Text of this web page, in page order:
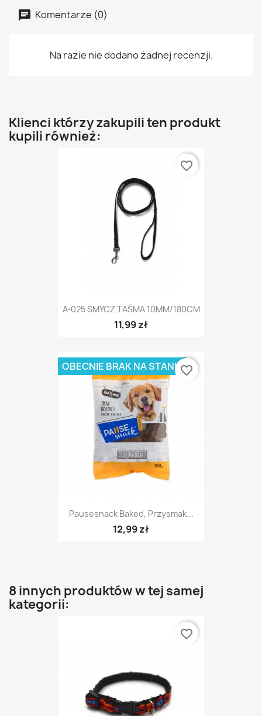
Komentarze (0)
Na razie nie dodano żadnej recenzji.
Klienci którzy zakupili ten produkt
kupili również:
A-025 SMYCZ TAŚMA 10MM/180CM
11,99 zł
favorite_border
Pausesnack Baked, Przysmak...
12,99 zł
OBECNIE BRAK NA STANIEfavorite_border
8 innych produktów w tej samej
kategorii:
favorite_border